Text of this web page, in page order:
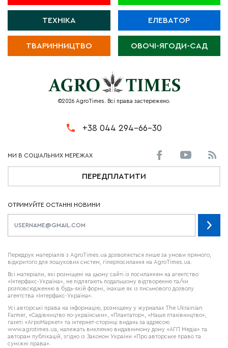
ТЕХНІКА ЕЛЕВАТОР
ТВАРИННИЦТВО ОВОЧІ-ЯГОДИ-САД
©2026 AgroTimes. Всі права застережено.
+38 044 294-66-30
ПЕРЕДПЛАТИТИ
ОТРИМУЙТЕ ОСТАННІ НОВИНИ
Передрук матеріалів з AgroTimes.ua дозволяється лише за умови прямого,
відкритого для пошукових систем, гіперпосилання на AgroTimes.ua.
Всі матеріали, які розміщені на цьому сайті із посиланням на агентство
«Інтерфакс-Україна», не підлягають подальшому відтворенню та/чи
розповсюдженню в будь-якій формі, інакше як із письмового дозволу
агентства «Інтерфакс-Україна».
Усі авторські права на інформацію, розміщену у журналах The Ukrainian
Farmer, «Садівництво по-українськи», «Плантатор», «Наше птахівництво»,
газеті «АгроМаркет» та інтернет-сторінці видань за адресою
www.agrotimes.ua, належать виключно видавничому дому «АГП Медіа» та
авторам публікацій, згідно із Законом України «Про авторське право та
суміжні права».